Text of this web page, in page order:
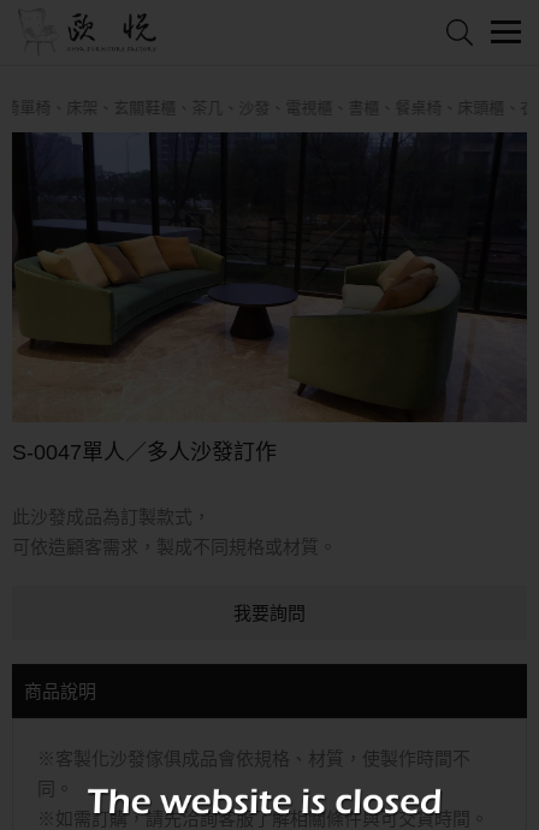
椅、床架、玄關鞋櫃、茶几、沙發、電視櫃、書櫃、餐桌椅、床頭櫃、衣
S-0047單人／多人沙發訂作
此沙發成品為訂製款式，
可依造顧客需求，製成不同規格或材質。
我要詢問
商品說明
※客製化沙發傢俱成品會依規格、材質，使製作時間不
同。
※如需訂購，請先洽詢客服了解相關條件與可交貨時間。